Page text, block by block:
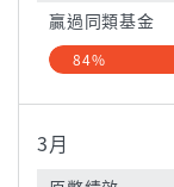
贏過同類基金
84%
3月